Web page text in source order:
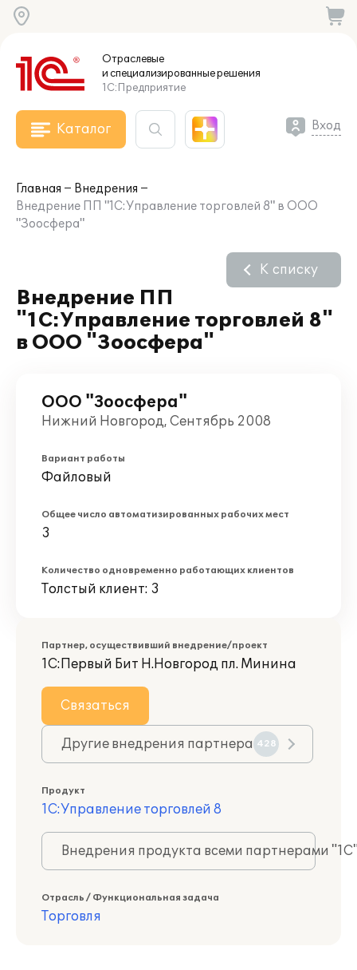
Отраслевые
и специализированныерешения
1С:Предприятие
Каталог Вход
Главная
Внедрения
Внедрение ПП "1С:Управление торговлей 8" в ООО
"Зоосфера"
Внедрение ПП
"1С:Управление торговлей 8"
в ООО "Зоосфера"
К списку
ООО "Зоосфера"
Нижний Новгород, Сентябрь 2008
Вариант работы
Файловый
Общее число автоматизированных рабочих мест
3
Количество одновременно работающих клиентов
Толстый клиент: 3
Партнер, осуществивший внедрение/проект
1С:Первый Бит Н.Новгород пл. Минина
Связаться
Другие внедрения партнера 428
Продукт
1С:Управление торговлей 8
Внедрения продукта всеми партнерами
Отрасль / Функциональная задача
Торговля